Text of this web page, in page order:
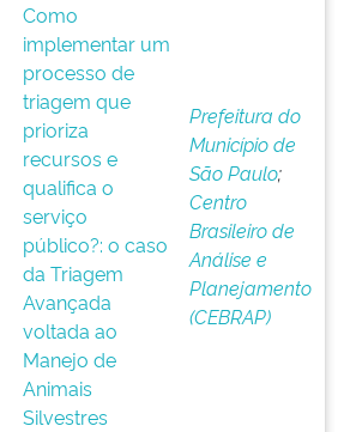
Como
implementar um
processo de
triagem que
prioriza
recursos e
qualifica o
serviço
público?: o caso
da Triagem
Avançada
voltada ao
Manejo de
Animais
Silvestres
Prefeitura do
Município de
São Paulo;
Centro
Brasileiro de
Análise e
Planejamento
(CEBRAP)